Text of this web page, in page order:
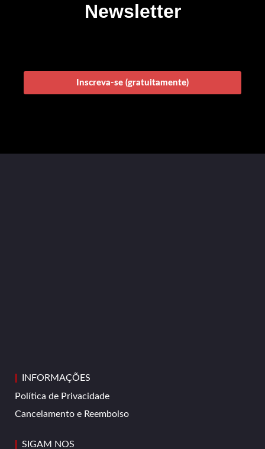
Newsletter
Inscreva-se (gratuitamente)
INFORMAÇÕES
Política de Privacidade
Cancelamento e Reembolso
SIGAM NOS